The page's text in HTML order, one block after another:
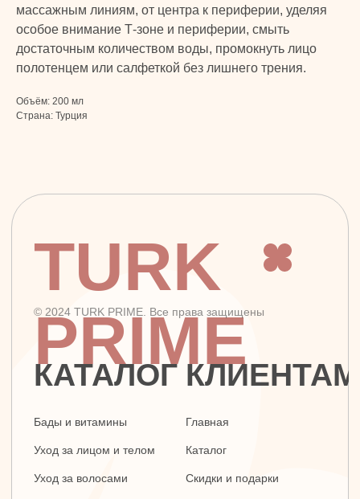
массажным линиям, от центра к периферии, уделяя
особое внимание Т-зоне и периферии, смыть
достаточным количеством воды, промокнуть лицо
полотенцем или салфеткой без лишнего трения.
Объём: 200 мл
Страна: Турция
г. Москва, ул. Золотая, 11, Бизнес-центр
«Золото», офис 4А12, м. Электрозаводская